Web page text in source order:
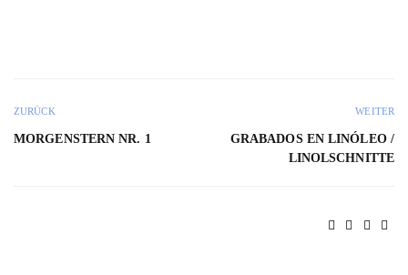
ZURÜCK
MORGENSTERN NR. 1
WEITER
GRABADOS EN LINÓLEO /
LINOLSCHNITTE